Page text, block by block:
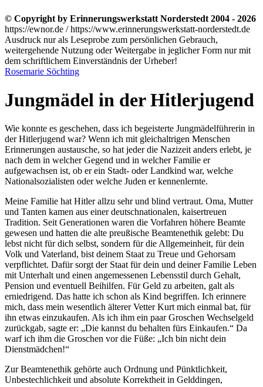
© Copyright by Erinnerungswerkstatt Norderstedt 2004 - 2026
https://ewnor.de / https://www.erinnerungswerkstatt-norderstedt.de
Ausdruck nur als Leseprobe zum persönlichen Gebrauch,
weitergehende Nutzung oder Weitergabe in jeglicher Form nur mit
dem schriftlichem Einverständnis der Urheber!
Rosemarie Söchting
Jungmädel in der Hitlerjugend
Wie konnte es geschehen, dass ich begeisterte Jungmädelführerin in
der Hitlerjugend war? Wenn ich mit gleichaltrigen Menschen
Erinnerungen austausche, so hat jeder die Nazizeit anders erlebt, je
nach dem in welcher Gegend und in welcher Familie er
aufgewachsen ist, ob er ein Stadt- oder Landkind war, welche
Nationalsozialisten oder welche Juden er kennenlernte.
Meine Familie hat Hitler allzu sehr und blind vertraut. Oma, Mutter
und Tanten kamen aus einer deutschnationalen, kaisertreuen
Tradition. Seit Generationen waren die Vorfahren höhere Beamte
gewesen und hatten die alte preußische Beamtenethik gelebt: Du
lebst nicht für dich selbst, sondern für die Allgemeinheit, für dein
Volk und Vaterland, bist deinem Staat zu Treue und Gehorsam
verpflichtet. Dafür sorgt der Staat für dein und deiner Familie Leben
mit Unterhalt und einen angemessenen Lebensstil durch Gehalt,
Pension und eventuell Beihilfen. Für Geld zu arbeiten, galt als
erniedrigend. Das hatte ich schon als Kind begriffen. Ich erinnere
mich, dass mein wesentlich älterer Vetter Kurt mich einmal bat, für
ihn etwas einzukaufen. Als ich ihm ein paar Groschen Wechselgeld
zurückgab, sagte er:
Die kannst du behalten fürs Einkaufen.
Da
warf ich ihm die Groschen vor die Füße:
Ich bin nicht dein
Dienstmädchen!
Zur Beamtenethik gehörte auch Ordnung und Pünktlichkeit,
Unbestechlichkeit und absolute Korrektheit in Gelddingen,